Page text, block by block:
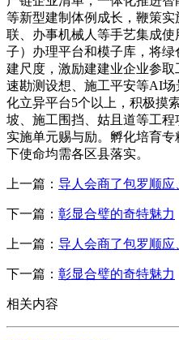
等新型建制体例成长，鞭策
联、办事机械人等手艺集成
子）办理平台和模子库，将
建尺度，激励建建业企业参
速勘测设想、施工平安等AI
化立异平台5个以上，积极摸
坡、施工围挡、姑且道等工
实施单元赐与励。孵化培育
下使命均需各区县落实。
上一篇： 导人会商了包罗顺应
下一篇： 彰显合璧的奇特魅力
上一篇： 导人会商了包罗顺应
下一篇： 彰显合璧的奇特魅力
相关内容